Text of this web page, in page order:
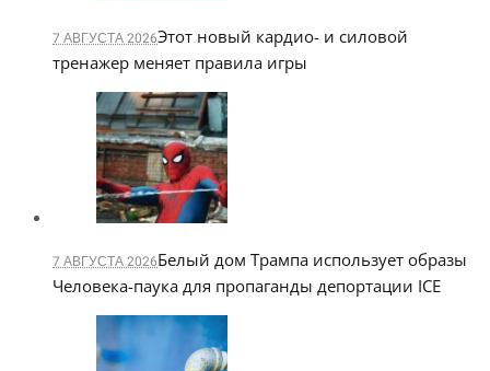
7 АВГУСТА 2026Этот новый кардио- и силовой
тренажер меняет правила игры
7 АВГУСТА 2026Белый дом Трампа использует образы
Человека-паука для пропаганды депортации ICE